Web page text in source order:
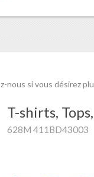
nous si vous désirez
T-shirts,
628M 411BD43003